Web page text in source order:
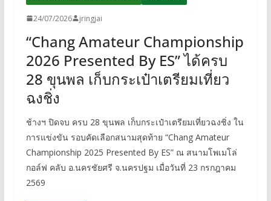
24/07/2026 jringjai
“Chang Amateur Championship
2026 Presented By ES” ได้ครบ
28 ขุนพล เก็บกระเป๋าเตรียมเที่ยว
ฉงชิ่ง
ช้างฯ ปิดจบ ครบ 28 ขุนพล เก็บกระเป๋าเตรียมเที่ยวฉงชิ่ง ใน
การแข่งขัน รอบคัดเลือกสนามสุดท้าย “Chang Amateur
Championship 2025 Presented By ES” ณ สนามโพเมโล่
กอล์ฟ คลับ อ.นครชัยศรี จ.นครปฐม เมื่อวันที่ 23 กรกฎาคม
2569